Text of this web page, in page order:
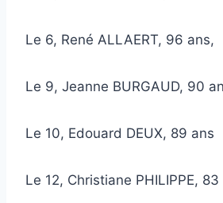
Le 6, René ALLAERT, 96 ans,
Le 9, Jeanne BURGAUD, 90
Le 10, Edouard DEUX, 89 ans
Le 12, Christiane PHILIPPE, 83